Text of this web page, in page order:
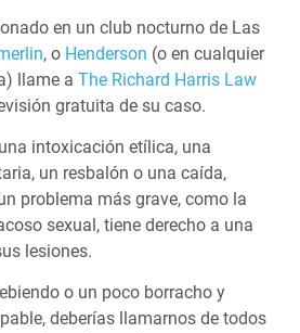
en un club nocturno de Las
, o Henderson (o en cualquier
llame a The Richard Harris Law
gratuita de su caso.
intoxicación etílica, una
un resbalón o una caída,
problema más grave, como la
sexual, tiene derecho a una
lesiones.
o un poco borracho y
deberías llamarnos de todos